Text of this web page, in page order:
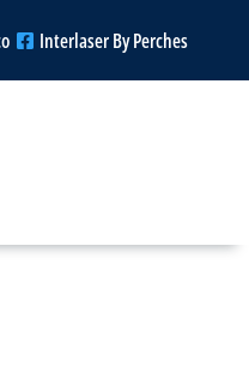
Interlaser By Perches